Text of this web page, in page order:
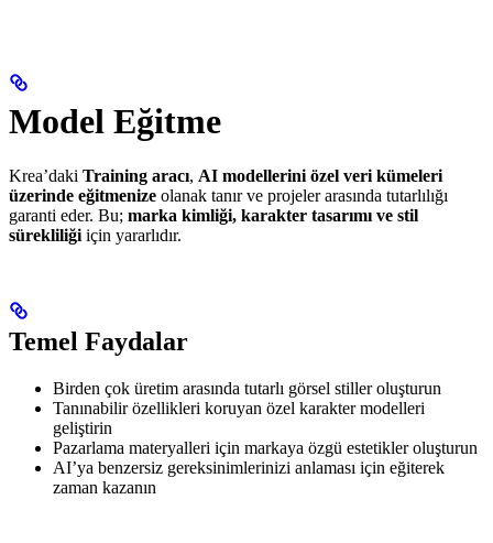
Model Eğitme
Krea’daki Training aracı, AI modellerini özel veri kümeleri
üzerinde eğitmenize olanak tanır ve projeler arasında tutarlılığı
garanti eder. Bu; marka kimliği, karakter tasarımı ve stil
sürekliliği için yararlıdır.
Temel Faydalar
Birden çok üretim arasında tutarlı görsel stiller oluşturun
Tanınabilir özellikleri koruyan özel karakter modelleri
geliştirin
Pazarlama materyalleri için markaya özgü estetikler oluşturun
AI’ya benzersiz gereksinimlerinizi anlaması için eğiterek
zaman kazanın